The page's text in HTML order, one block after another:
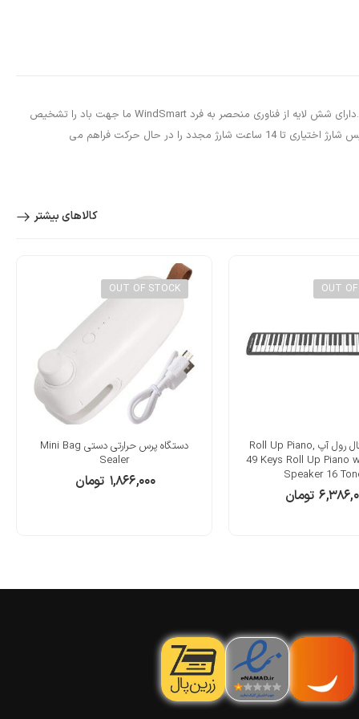
هندزفری هوشمند Plantronics دارای چهار میکروفون و یک DSP اختصاصی است که با هم کار می کنند تا صدای مخرب پس زمینه مانند ترافیک یا شلوغی را از بین ببرد.دارای شش لایه از فناوری منحصر به فرد WindSmart ما جهت باد را تشخیص
می‌دهد و مطابق با آن پاسخ می‌دهد تا صدای شما به وضوح در فضای باز پخش شود.تا 7 ساعت مکالمه بدون توقف با یک بار شارژ و تا 9 روز در حالت آماده به کار. کیس شارژ اختیاری تا 14 ساعت شارژ مجدد را در حال حرکت فراهم می
کالاهای بیشتر
OUT
پیانو دیجیتال رول آپ Roll Up Piano,
49 Keys Roll Up Piano
Speaker 16
تومان
OUT OF STOCK
دستگاه پرس حرارتی دستی Mini Bag
Sealer
۱,۸۶۶,۰۰۰ تومان